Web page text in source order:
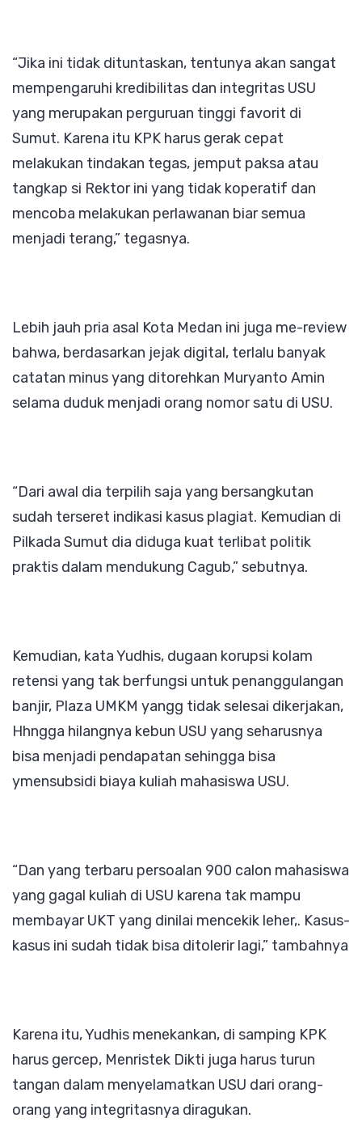
“Jika ini tidak dituntaskan, tentunya akan sangat
mempengaruhi kredibilitas dan integritas USU
yang merupakan perguruan tinggi favorit di
Sumut. Karena itu KPK harus gerak cepat
melakukan tindakan tegas, jemput paksa atau
tangkap si Rektor ini yang tidak koperatif dan
mencoba melakukan perlawanan biar semua
menjadi terang,” tegasnya.
Lebih jauh pria asal Kota Medan ini juga me-review
bahwa, berdasarkan jejak digital, terlalu banyak
catatan minus yang ditorehkan Muryanto Amin
selama duduk menjadi orang nomor satu di USU.
“Dari awal dia terpilih saja yang bersangkutan
sudah terseret indikasi kasus plagiat. Kemudian di
Pilkada Sumut dia diduga kuat terlibat politik
praktis dalam mendukung Cagub,” sebutnya.
Kemudian, kata Yudhis, dugaan korupsi kolam
retensi yang tak berfungsi untuk penanggulangan
banjir, Plaza UMKM yangg tidak selesai dikerjakan,
Hhngga hilangnya kebun USU yang seharusnya
bisa menjadi pendapatan sehingga bisa
ymensubsidi biaya kuliah mahasiswa USU.
“Dan yang terbaru persoalan 900 calon mahasiswa
yang gagal kuliah di USU karena tak mampu
membayar UKT yang dinilai mencekik leher,. Kasus-
kasus ini sudah tidak bisa ditolerir lagi,” tambahnya
Karena itu, Yudhis menekankan, di samping KPK
harus gercep, Menristek Dikti juga harus turun
tangan dalam menyelamatkan USU dari orang-
orang yang integritasnya diragukan.